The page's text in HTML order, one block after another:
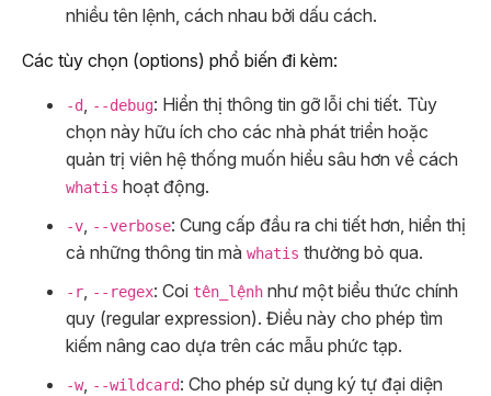
nhiều tên lệnh, cách nhau bởi dấu cách.
Các tùy chọn (options) phổ biến đi kèm:
-d, --debug: Hiển thị thông tin gỡ lỗi chi tiết. Tùy
chọn này hữu ích cho các nhà phát triển hoặc
quản trị viên hệ thống muốn hiểu sâu hơn về cách
whatis hoạt động.
-v, --verbose: Cung cấp đầu ra chi tiết hơn, hiển thị
cả những thông tin mà whatis thường bỏ qua.
-r, --regex: Coi tên_lệnh như một biểu thức chính
quy (regular expression). Điều này cho phép tìm
kiếm nâng cao dựa trên các mẫu phức tạp.
-w, --wildcard: Cho phép sử dụng ký tự đại diện